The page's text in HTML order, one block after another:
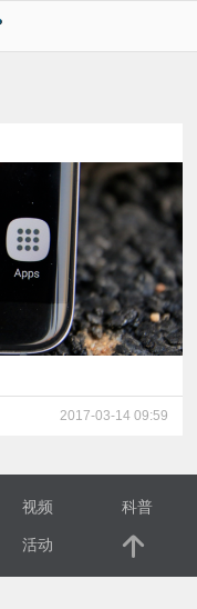
2017-03-14 09:59
视频 科普
活动